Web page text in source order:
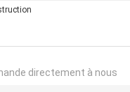
directement à nous